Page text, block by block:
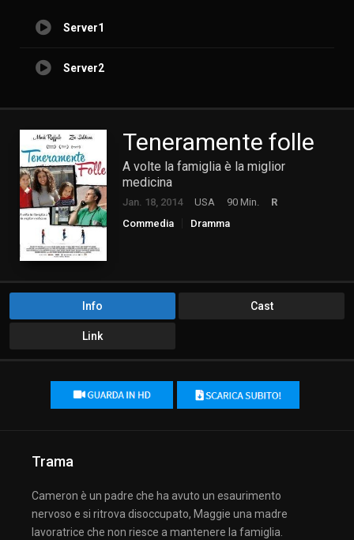
Server1
Server2
Teneramente folle
A volte la famiglia è la miglior
medicina
Jan. 18, 2014 USA 90 Min.
R
Commedia
Dramma
Info Cast
Link
Trama
Cameron è un padre che ha avuto un esaurimento
nervoso e si ritrova disoccupato, Maggie una madre
lavoratrice che non riesce a mantenere la famiglia.